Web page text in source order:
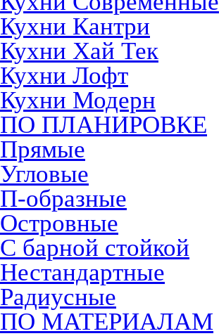
Кухни Кантри
Кухни Хай Тек
Кухни Лофт
Кухни Модерн
ПО ПЛАНИРОВКЕ
Прямые
Угловые
П-образные
Островные
С барной стойкой
Нестандартные
Радиусные
ПО МАТЕРИАЛАМ